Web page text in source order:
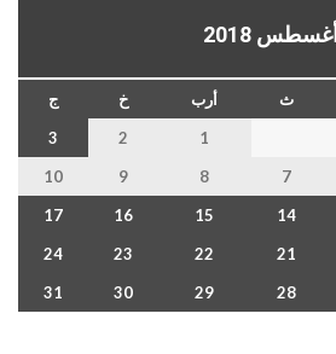
أغسطس 2018
ث أرب خ
ج
1
2
3
7
8
9
10
14
15
16
17
21
22
23
24
28
29
30
31